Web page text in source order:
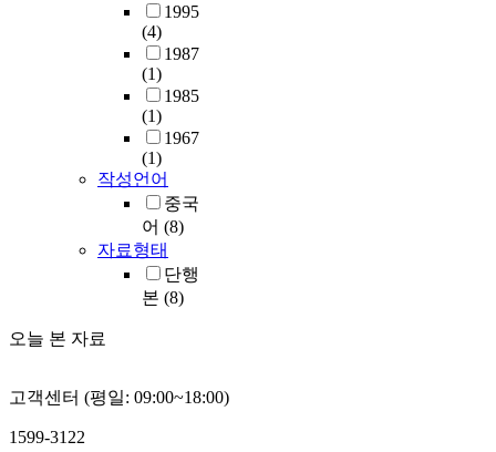
1995
(4)
1987
(1)
1985
(1)
1967
(1)
작성언어
중국
어 (8)
자료형태
단행
본 (8)
오늘 본 자료
고객센터 (평일: 09:00~18:00)
1599-3122